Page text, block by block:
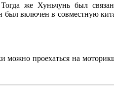
Тогда же Хуньчунь был
включен в совместную
можно проехаться на